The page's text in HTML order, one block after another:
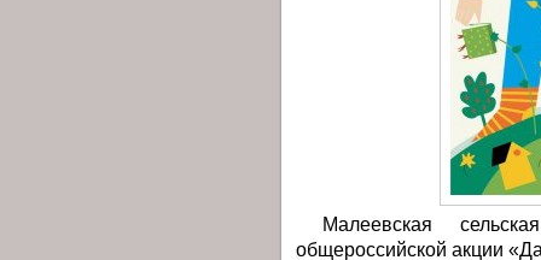
Малеевская
общероссийской акции